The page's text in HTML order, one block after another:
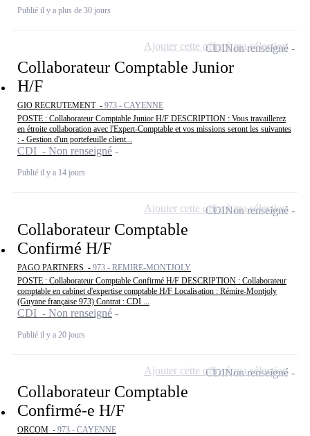
Publié il y a plus de 30 jours
Collaborateur Comptable Junior
H/F
GIO RECRUTEMENT - 973 - CAYENNE
POSTE : Collaborateur Comptable Junior H/F DESCRIPTION : Vous travaillerez
en étroite collaboration avec l'Expert-Comptable et vos missions seront les suivantes
: - Gestion d'un portefeuille client...
CDI - Non renseigné
Publié il y a 14 jours
CDINon renseigné
Ajouter cette offre à ma sélection
Collaborateur Comptable
Confirmé H/F
PAGO PARTNERS - 973 - REMIRE-MONTJOLY
POSTE : Collaborateur Comptable Confirmé H/F DESCRIPTION : Collaborateur
comptable en cabinet d'expertise comptable H/F Localisation : Rémire-Montjoly
(Guyane française 973) Contrat : CDI ...
CDI - Non renseigné
Publié il y a 20 jours
CDINon renseigné
Ajouter cette offre à ma sélection
Collaborateur Comptable
Confirmé-e H/F
ORCOM - 973 - CAYENNE
CDINon renseigné
Ajouter cette offre à ma sélection